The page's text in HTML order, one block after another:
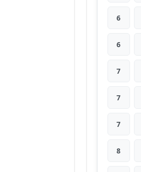
6
6
7
7
7
8